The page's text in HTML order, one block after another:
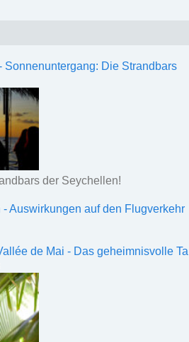
Sonnenuntergang: Die Strandbars
der Seychellen!
Auswirkungen auf den Flugverkehr
de Mai - Das geheimnisvolle